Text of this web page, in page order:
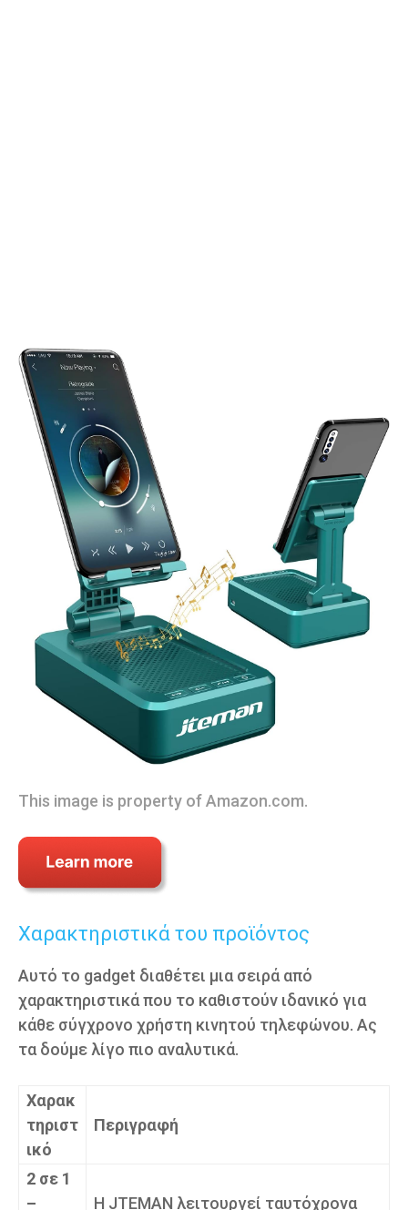
This image is property of Amazon.com.
Χαρακτηριστικά του προϊόντος
Αυτό το gadget διαθέτει μια σειρά από
χαρακτηριστικά που το καθιστούν ιδανικό για
κάθε σύγχρονο χρήστη κινητού τηλεφώνου. Ας
τα δούμε λίγο πιο αναλυτικά.
Χαρακ
τηριστ
ικό
Περιγραφή
2 σε 1
–
Η JTEMAN λειτουργεί ταυτόχρονα